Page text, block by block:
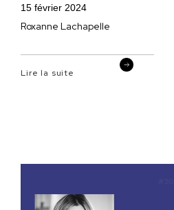
15 février 2024
Roxanne Lachapelle
Lire la suite